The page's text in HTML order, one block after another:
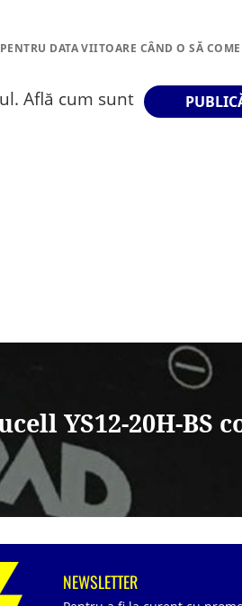
DATA VIITOARE CÂND O SĂ
Află cum sunt
YS12-20H-BS
NEWSLETTER